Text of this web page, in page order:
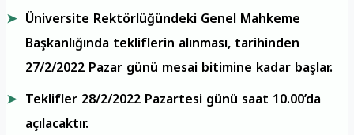
Üniversite Rektörlüğündeki Genel Mahkeme
Başkanlığında tekliflerin alınması, tarihinden
27/2/2022 Pazar günü mesai bitimine kadar başlar.
Teklifler 28/2/2022 Pazartesi günü saat 10.00’da
açılacaktır.